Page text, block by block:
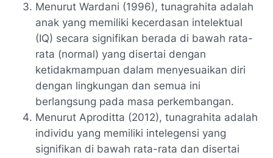
Menurut Wardani (1996), tunagrahita adalah
anak yang memiliki kecerdasan intelektual
(IQ) secara signifikan berada di bawah rata-
rata (normal) yang disertai dengan
ketidakmampuan dalam menyesuaikan diri
dengan lingkungan dan semua ini
berlangsung pada masa perkembangan.
Menurut Aproditta (2012), tunagrahita adalah
individu yang memiliki intelegensi yang
signifikan di bawah rata-rata dan disertai